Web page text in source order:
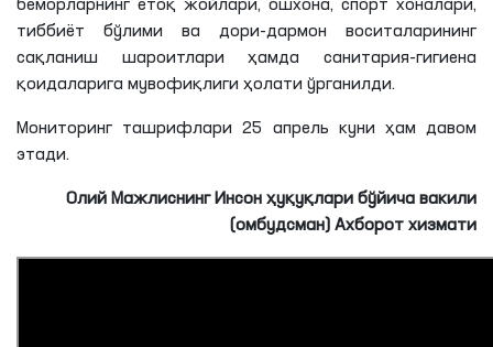
бўлиб, унда сақланаётган шахсларга яратилган
беморларнинг ётоқ жойлари, ошхона, спорт хоналари,
сақланиш шароитлари ҳамда санитария-гигиена
қоидаларига мувофиқлиги ҳолати ўрганилди.
Мониторинг ташрифлари 25 апрель куни ҳам давом